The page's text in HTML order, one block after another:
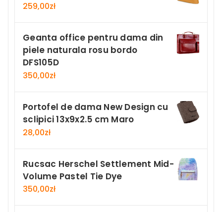
259,00zł
Geanta office pentru dama din
piele naturala rosu bordo
DFS105D
350,00zł
Portofel de dama New Design cu
sclipici 13x9x2.5 cm Maro
28,00zł
Rucsac Herschel Settlement Mid-
Volume Pastel Tie Dye
350,00zł